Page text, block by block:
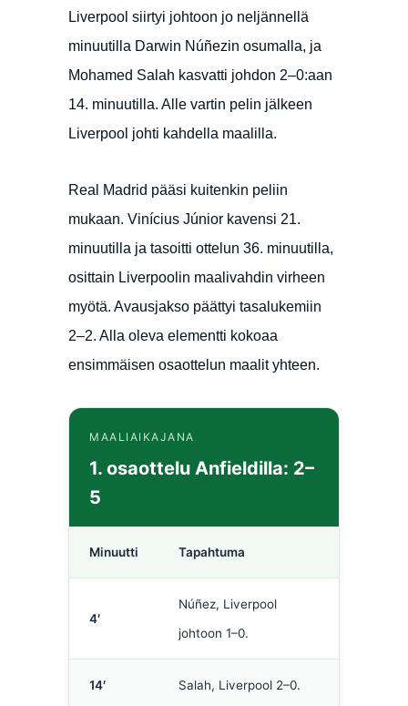
Liverpool siirtyi johtoon jo neljännellä
minuutilla Darwin Núñezin osumalla, ja
Mohamed Salah kasvatti johdon 2–0:aan
14. minuutilla. Alle vartin pelin jälkeen
Liverpool johti kahdella maalilla.
Real Madrid pääsi kuitenkin peliin
mukaan. Vinícius Júnior kavensi 21.
minuutilla ja tasoitti ottelun 36. minuutilla,
osittain Liverpoolin maalivahdin virheen
myötä. Avausjakso päättyi tasalukemiin
2–2. Alla oleva elementti kokoaa
ensimmäisen osaottelun maalit yhteen.
MAALIAIKAJANA
1. osaottelu Anfieldilla: 2–
5
Minuutti Tapahtuma
4′
Núñez, Liverpool
johtoon 1–0.
14′ Salah, Liverpool 2–0.